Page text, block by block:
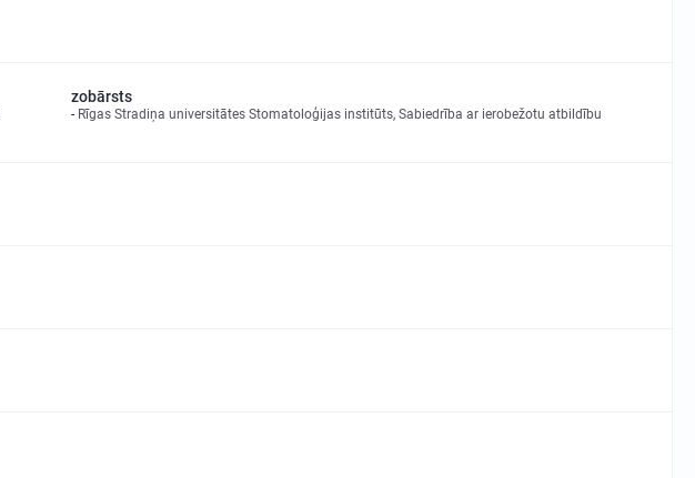
zobārsts
Rīgas Stradiņa universitātes Stomatoloģijas institūts, Sabiedrība ar ierobežotu atbildību